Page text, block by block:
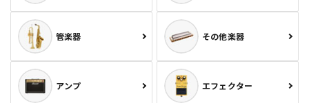
管楽器 その他楽器
アンプ エフェクター